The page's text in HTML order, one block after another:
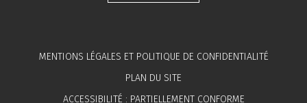
MENTIONS LÉGALES ET POLITIQUE DE CONFIDENTIALITÉ
PLAN DU SITE
ACCESSIBILITÉ : PARTIELLEMENT CONFORME